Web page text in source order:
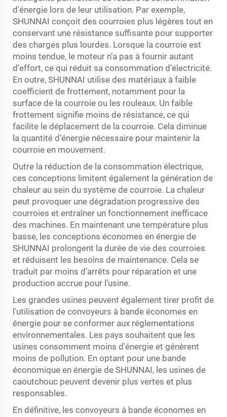
d'énergie lors de leur utilisation. Par exemple,
SHUNNAI conçoit des courroies plus légères tout en
conservant une résistance suffisante pour supporter
des charges plus lourdes. Lorsque la courroie est
moins tendue, le moteur n’a pas à fournir autant
d’effort, ce qui réduit sa consommation d’électricité.
En outre, SHUNNAI utilise des matériaux à faible
coefficient de frottement, notamment pour la
surface de la courroie ou les rouleaux. Un faible
frottement signifie moins de résistance, ce qui
facilite le déplacement de la courroie. Cela diminue
la quantité d’énergie nécessaire pour maintenir la
courroie en mouvement.
Outre la réduction de la consommation électrique,
ces conceptions limitent également la génération de
chaleur au sein du système de courroie. La chaleur
peut provoquer une dégradation progressive des
courroies et entraîner un fonctionnement inefficace
des machines. En maintenant une température plus
basse, les conceptions économes en énergie de
SHUNNAI prolongent la durée de vie des courroies
et réduisent les besoins de maintenance. Cela se
traduit par moins d’arrêts pour réparation et une
production accrue pour l’usine.
Les grandes usines peuvent également tirer profit de
l'utilisation de convoyeurs à bande économes en
énergie pour se conformer aux réglementations
environnementales. Les pays souhaitent que les
usines consomment moins d'énergie et génèrent
moins de pollution. En optant pour une bande
économique en énergie de SHUNNAI, les usines de
caoutchouc peuvent devenir plus vertes et plus
responsables.
En définitive, les convoyeurs à bande économes en